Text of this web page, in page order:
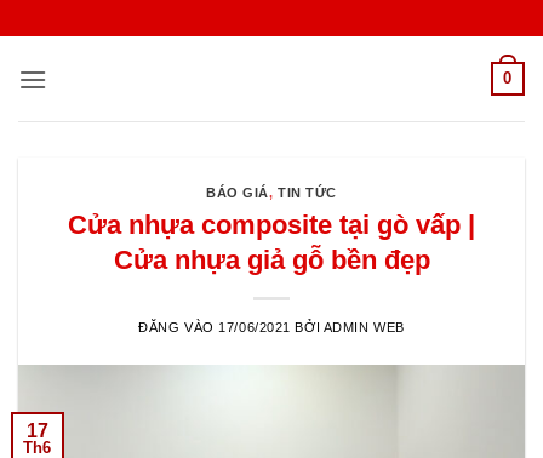
nội
0
BÁO GIÁ,TIN TỨC
Cửa nhựa composite tại gò vấp |
Cửa nhựa giả gỗ bền đẹp
ĐĂNG VÀO 17/06/2021 BỞI ADMIN WEB
17
Th6